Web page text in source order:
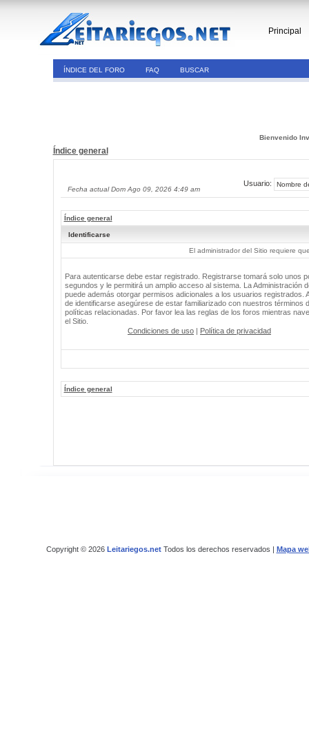
Principal
ÍNDICE DEL FORO FAQ BUSCAR
Bienvenido
Índice general
Fecha actual Dom Ago 09, 2026 4:49 am
Usuario:
Índice general
Identificarse
El administrador del Sitio requiere
Para autenticarse debe estar registrado. Registrarse tomará solo unos
segundos y le permitirá un amplio acceso al sistema. La Administración
puede además otorgar permisos adicionales a los usuarios registrados.
de identificarse asegúrese de estar familiarizado con nuestros términos
políticas relacionadas. Por favor lea las reglas de los foros mientras
el Sitio.
Condiciones de uso | Política de privacidad
Índice general
Copyright © 2026 Leitariegos.netTodos los derechos reservados | Mapa